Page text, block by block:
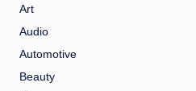
Art
Audio
Automotive
Beauty